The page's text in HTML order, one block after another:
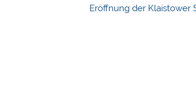
Eröffnung der Klaistower